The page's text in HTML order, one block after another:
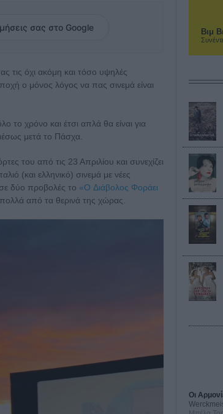
σας στο Google
τις όχι ακόμη και τόσο υψηλές
ο μόνος λόγος να πας σινεμά είναι
το χρόνο και έτσι απλά θα είναι για
μετά το Πάσχα.
του από τις 23 Απριλίου και συνεχίζει
(και ελληνικό) σινεμά με νέες
δύο προβολές το «O Διάβολος Φοράει
πολλά από τα θερινά της χώρας.
Βιμ
Οι